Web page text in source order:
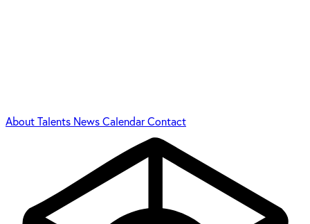
AboutTalents NewsCalendarContact